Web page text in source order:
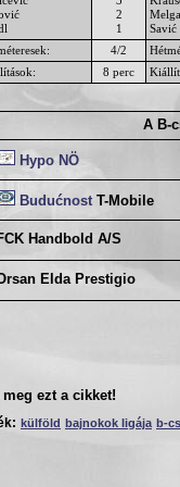
2
1
Savić
4/2
8 perc
A B-
Hypo NÖ
Budućnost T-Mobile
Handbold A/S
Elda Prestigio
meg ezt a cikket!
külföld bajnokok ligája b-